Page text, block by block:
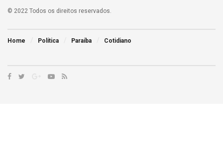
© 2022 Todos os direitos reservados.
Home Política Paraíba Cotidiano